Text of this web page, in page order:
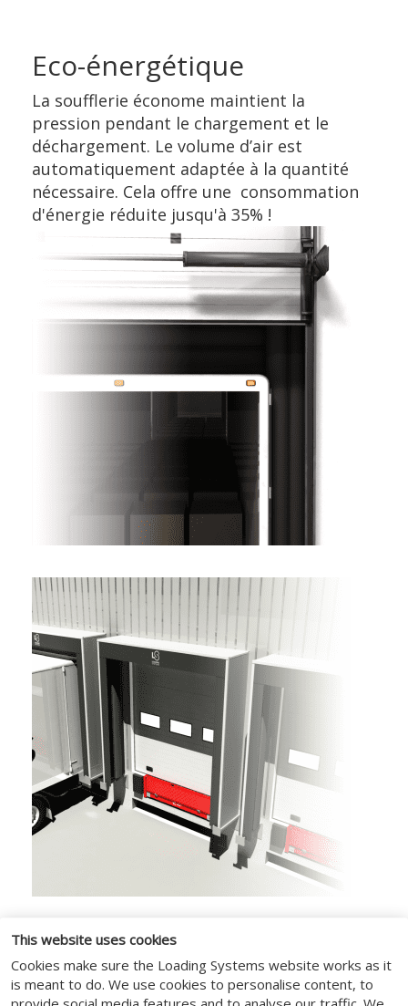
This website uses cookies
Cookies make sure the Loading Systems website works as it
is meant to do. We use cookies to personalise content, to
Eco-énergétique
La soufflerie économe maintient la
pression pendant le chargement et le
déchargement. Le volume d’air est
automatiquement adaptée à la quantité
nécessaire. Cela offre une consommation
d'énergie réduite jusqu'à 35% !
Design
Avec leur conception en accordéon les
cousins dégonflés sont rétractés